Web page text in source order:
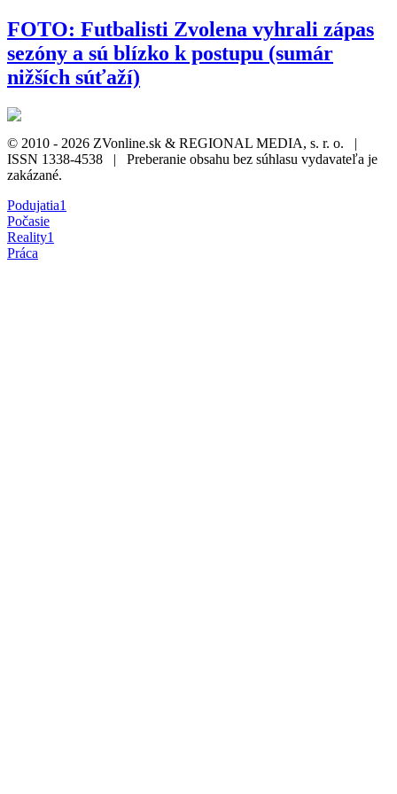
FOTO: Futbalisti Zvolena vyhrali zápas
sezóny a sú blízko k postupu (sumár
nižších súťaží)
© 2010 - 2026 ZVonline.sk & REGIONAL MEDIA, s. r. o. |
ISSN 1338-4538 | Preberanie obsahu bez súhlasu vydavateľa je
zakázané.
Podujatia1
Počasie
Reality1
Práca